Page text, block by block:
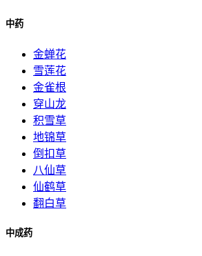
中药
金蝉花
雪莲花
金雀根
穿山龙
积雪草
地锦草
倒扣草
八仙草
仙鹤草
翻白草
中成药